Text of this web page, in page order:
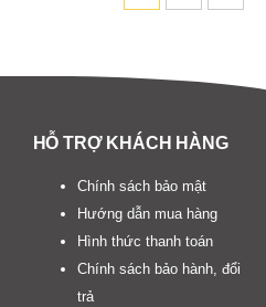
HỖ TRỢ KHÁCH HÀNG
Chính sách bảo mật
Hướng dẫn mua hàng
Hình thức thanh toán
Chính sách bảo hành, đổi
trả